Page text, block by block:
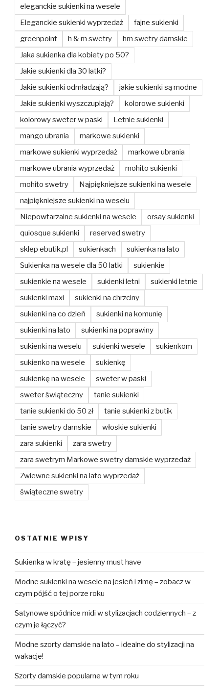
eleganckie sukienki na wesele
Eleganckie sukienki wyprzedaż
fajne sukienki
greenpoint
h & m swetry
hm swetry damskie
Jaka sukienka dla kobiety po 50?
Jakie sukienki dla 30 latki?
Jakie sukienki odmładzają?
jakie sukienki są modne
Jakie sukienki wyszczuplają?
kolorowe sukienki
kolorowy sweter w paski
Letnie sukienki
mango ubrania
markowe sukienki
markowe sukienki wyprzedaż
markowe ubrania
markowe ubrania wyprzedaż
mohito sukienki
mohito swetry
Najpiękniejsze sukienki na wesele
najpiękniejsze sukienki na weselu
Niepowtarzalne sukienki na wesele
orsay sukienki
quiosque sukienki
reserved swetry
sklep ebutik.pl
sukienkach
sukienka na lato
Sukienka na wesele dla 50 latki
sukienkie
sukienkie na wesele
sukienki letni
sukienki letnie
sukienki maxi
sukienki na chrzciny
sukienki na co dzień
sukienki na komunię
sukienki na lato
sukienki na poprawiny
sukienki na weselu
sukienki wesele
sukienkom
sukienko na wesele
sukienkę
sukienkę na wesele
sweter w paski
sweter świąteczny
tanie sukienki
tanie sukienki do 50 zł
tanie sukienki z butik
tanie swetry damskie
włoskie sukienki
zara sukienki
zara swetry
zara swetrym Markowe swetry damskie wyprzedaż
Zwiewne sukienki na lato wyprzedaż
świąteczne swetry
OSTATNIE WPISY
Sukienka w kratę – jesienny must have
Modne sukienki na wesele na jesień i zimę – zobacz w
czym pójść o tej porze roku
Satynowe spódnice midi w stylizacjach codziennych – z
czym je łączyć?
Modne szorty damskie na lato – idealne do stylizacji na
wakacje!
Szorty damskie popularne w tym roku